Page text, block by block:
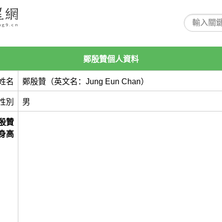
鄭殷贊個人資料
名 鄭殷贊（英文名：Jung Eun Chan）
別 男
贊
高